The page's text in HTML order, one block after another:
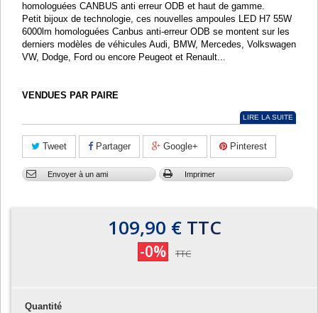
homologuées CANBUS anti erreur ODB et haut de gamme.
Petit bijoux de technologie, ces nouvelles ampoules LED H7 55W
6000lm homologuées Canbus anti-erreur ODB se montent sur les
derniers modèles de véhicules Audi, BMW, Mercedes, Volkswagen
VW, Dodge, Ford ou encore Peugeot et Renault...
VENDUES PAR PAIRE
LIRE LA SUITE
Tweet Partager Google+ Pinterest
Envoyer à un ami Imprimer
109,90 €TTC
-0% TTC
Quantité